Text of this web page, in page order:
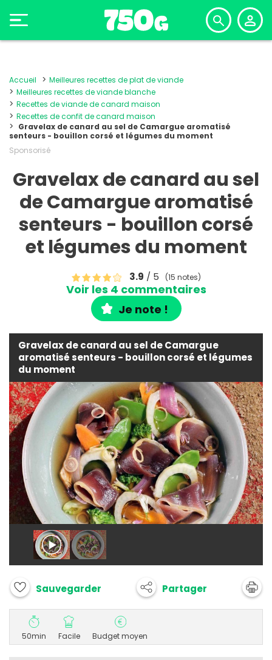
Accueil
Meilleures recettes de plat de viande
Meilleures recettes de viande blanche
Recettes de viande de canard maison
Recettes de confit de canard maison
Gravelax de canard au sel de Camargue aromatisé
senteurs - bouillon corsé et légumes du moment
Sponsorisé
Gravelax de canard au sel
de Camargue aromatisé
senteurs - bouillon corsé
et légumes du moment
3.9 / 5 (15 notes)
Voir les 4 commentaires
Je note !
Gravelax de canard au sel de Camargue
aromatisé senteurs - bouillon corsé et légumes
du moment
Sauvegarder Partager
50min Facile Budget moyen